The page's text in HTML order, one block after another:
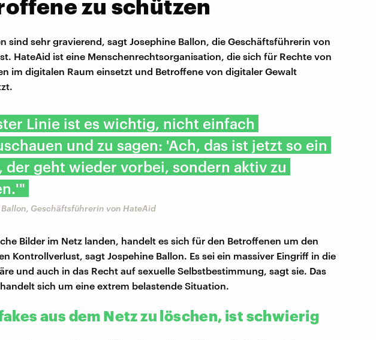
zu schützen
sind sehr gravierend, sagt Josephine Ballon, die Geschäftsführerin von
HateAid ist eine Menschenrechtsorganisation, die sich für Rechte von
im digitalen Raum einsetzt und Betroffene von digitaler Gewalt
Linie ist es wichtig, nicht einfach
und zu sagen: 'Ach, das ist jetzt so ein
der geht wieder vorbei, sondern aktiv zu
Geschäftsführerin von HateAid
Bilder im Netz landen, handelt es sich für den Betroffenen um den
Kontrollverlust, sagt Jospehine Ballon. Es sei ein massiver Eingriff in die
und auch in das Recht auf sexuelle Selbstbestimmung, sagt sie. Das
sich um eine extrem belastende Situation.
aus dem Netz zu löschen, ist schwierig